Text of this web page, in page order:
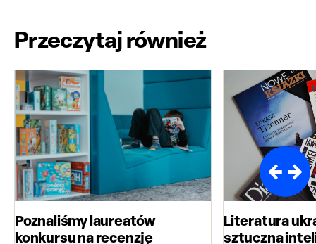
Przeczytaj również
Poznaliśmy laureatów
konkursu na recenzję
Literatura
sztuczna